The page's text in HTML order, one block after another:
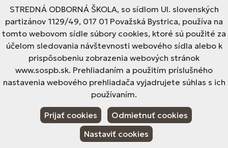
STREDNÁ ODBORNÁ ŠKOLA, so sídlom Ul. slovenských
partizánov 1129/49, 017 01 Považská Bystrica, používa na
tomto webovom sídle súbory cookies, ktoré sú použité za
účelom sledovania návštevnosti webového sídla alebo k
prispôsobeniu zobrazenia webových stránok
www.sospb.sk. Prehliadaním a použitím príslušného
nastavenia webového prehliadača vyjadrujete súhlas s ich
používaním.
Prijať cookies
Odmietnuť cookies
Nastaviť cookies